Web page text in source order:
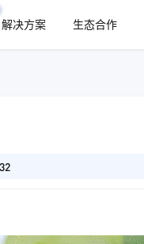
解决方案 生态合作